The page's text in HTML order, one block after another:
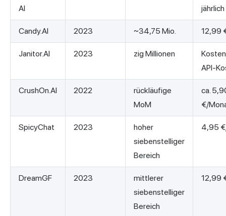
AI
jährlich
Candy.AI 2023 ~34,75 Mio. 12,99
Janitor.AI 2023 zig Millionen
API-
CrushOn.AI 2022
rückläufige
MoM
ca.
€/
SpicyChat 2023
hoher
siebenstelliger
Bereich
4,95
DreamGF 2023
mittlerer
siebenstelliger
Bereich
12,99